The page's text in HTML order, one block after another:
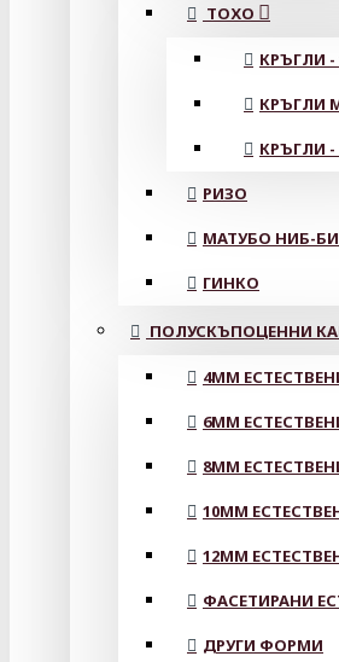
ТОХО
КРЪГЛИ -
КРЪГЛИ
КРЪГЛИ -
РИЗО
МАТУБО НИБ-
ГИНКО
ПОЛУСКЪПОЦЕННИ
4MM
6MM
8MM
10MM
12MM
ФАСЕТИРАНИ
ДРУГИ ФОРМИ